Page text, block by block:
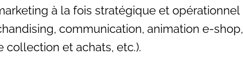
à la fois stratégique et opérationnel
communication, animation e-shop,
collection et achats, etc.).